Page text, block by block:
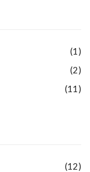
(1)
(2)
(11)
(12)